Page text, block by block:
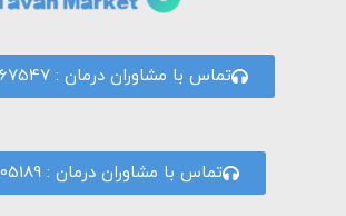
تماس با مشاوران درمان : 09040367547
تماس با مشاوران درمان : 02192005189